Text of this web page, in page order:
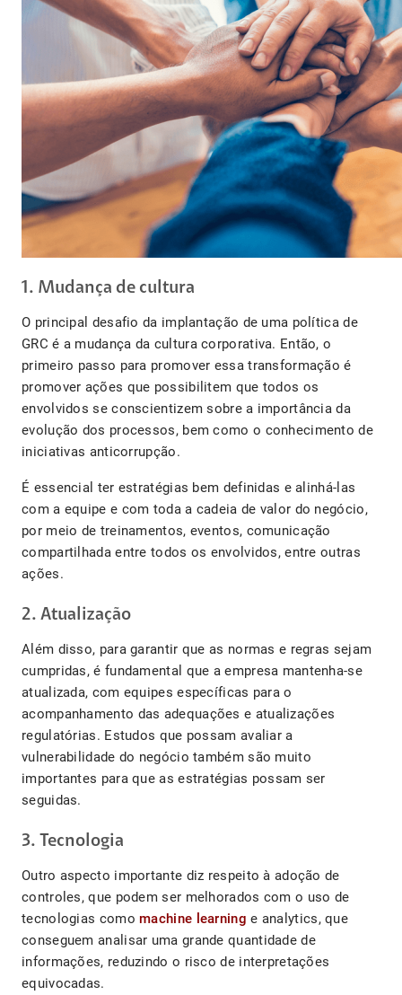
1. Mudança de cultura
O principal desafio da implantação de uma política de
GRC é a mudança da cultura corporativa. Então, o
primeiro passo para promover essa transformação é
promover ações que possibilitem que todos os
envolvidos se conscientizem sobre a importância da
evolução dos processos, bem como o conhecimento de
iniciativas anticorrupção.
É essencial ter estratégias bem definidas e alinhá-las
com a equipe e com toda a cadeia de valor do negócio,
por meio de treinamentos, eventos, comunicação
compartilhada entre todos os envolvidos, entre outras
ações.
2. Atualização
Além disso, para garantir que as normas e regras sejam
cumpridas, é fundamental que a empresa mantenha-se
atualizada, com equipes específicas para o
acompanhamento das adequações e atualizações
regulatórias. Estudos que possam avaliar a
vulnerabilidade do negócio também são muito
importantes para que as estratégias possam ser
seguidas.
3. Tecnologia
Outro aspecto importante diz respeito à adoção de
controles, que podem ser melhorados com o uso de
tecnologias comomachine learning e analytics, que
conseguem analisar uma grande quantidade de
informações, reduzindo o risco de interpretações
equivocadas.